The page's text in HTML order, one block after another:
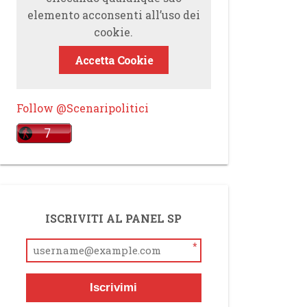
elemento acconsenti all’uso dei
cookie.
Accetta Cookie
Follow @Scenaripolitici
ISCRIVITI AL PANEL SP
*
Iscrivimi